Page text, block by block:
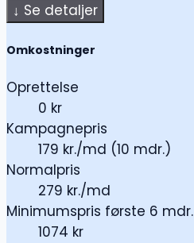
↓ Se detaljer
Omkostninger
Oprettelse
0 kr
Kampagnepris
179 kr./md (10 mdr.)
Normalpris
279 kr./md
Minimumspris første 6 mdr.
1074 kr